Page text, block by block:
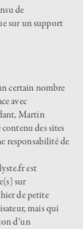
de
sur un support
certain nombre
avec
Martin
des sites
responsabilité de
est
sur
de petite
mais qui
d’un